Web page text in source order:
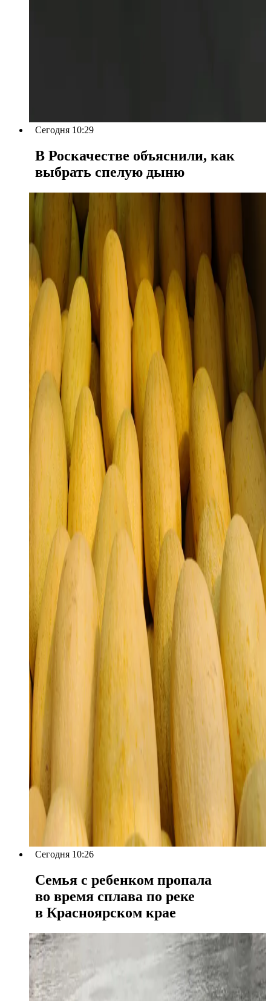
Сегодня 10:29
В Роскачестве объяснили, как
выбрать спелую дыню
Сегодня 10:26
Семья с ребенком пропала
во время сплава по реке
в Красноярском крае